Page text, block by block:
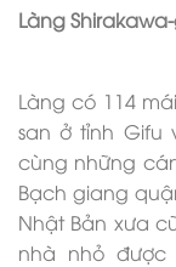
Làng
Làng có 114
san ở tỉnh Gifu
cùng những
Bạch giang
Nhật Bản xưa
nhà nhỏ được